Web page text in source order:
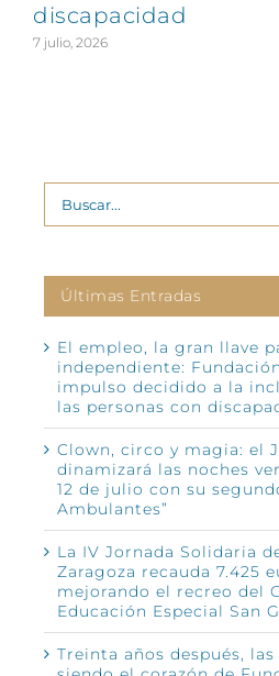
discapacidad
7 julio, 2026
Buscar:
Últimas Entradas
El empleo, la gran llave
independiente:
impulso decidido a la
las personas con
Clown, circo y magia: el
dinamizará las noches
12 de julio con su
Ambulantes”
La IV Jornada Solidaria
Zaragoza recauda 7.425
mejorando el recreo del
Educación Especial San
Treinta años después,